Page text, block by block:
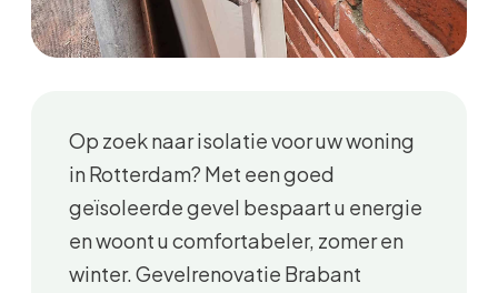
Op zoek naar isolatie voor uw woning
in Rotterdam? Met een goed
geïsoleerde gevel bespaart u energie
en woont u comfortabeler, zomer en
winter. Gevelrenovatie Brabant